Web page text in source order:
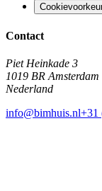
Contact
Piet Heinkade 3
1019 BR Amsterdam
Nederland
info@bimhuis.nl+31